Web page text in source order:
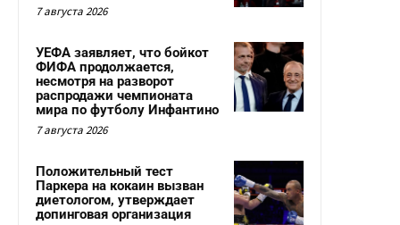
7 августа 2026
УЕФА заявляет, что бойкот
ФИФА продолжается,
несмотря на разворот
распродажи чемпионата
мира по футболу Инфантино
7 августа 2026
Положительный тест
Паркера на кокаин вызван
диетологом, утверждает
допинговая организация